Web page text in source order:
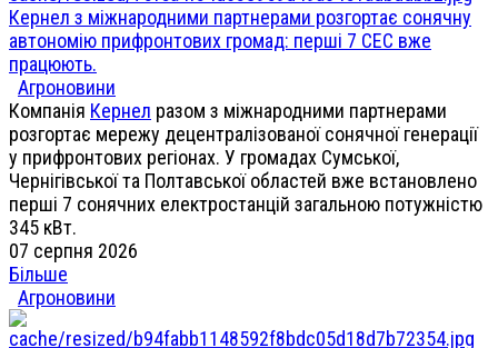
Кернел з міжнародними партнерами розгортає сонячну
автономію прифронтових громад: перші 7 СЕС вже
працюють.
Агроновини
Компанія Кернел разом з міжнародними партнерами
розгортає мережу децентралізованої сонячної генерації
у прифронтових регіонах. У громадах Сумської,
Чернігівської та Полтавської областей вже встановлено
перші 7 сонячних електростанцій загальною потужністю
345 кВт.
07 серпня 2026
Більше
Агроновини